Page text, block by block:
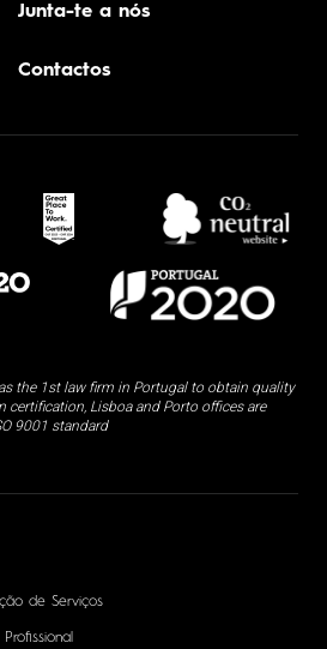
Junta-te a nós
Contactos
the 1st law firm in Portugal to obtain quality
certification, Lisboa and Porto offices are
9001 standard
de Serviços